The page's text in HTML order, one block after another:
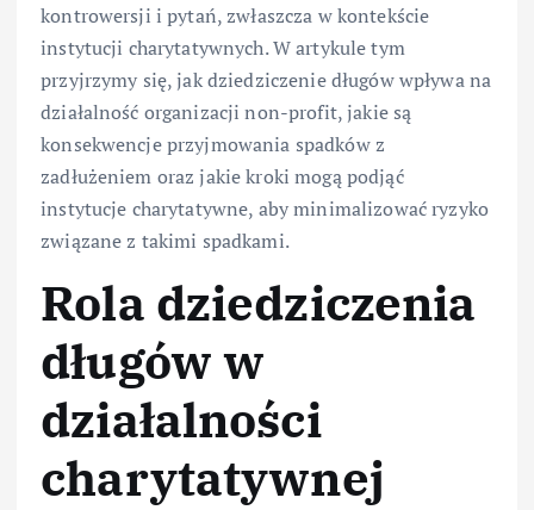
kontrowersji i pytań, zwłaszcza w kontekście
instytucji charytatywnych. W artykule tym
przyjrzymy się, jak dziedziczenie długów wpływa na
działalność organizacji non-profit, jakie są
konsekwencje przyjmowania spadków z
zadłużeniem oraz jakie kroki mogą podjąć
instytucje charytatywne, aby minimalizować ryzyko
związane z takimi spadkami.
Rola dziedziczenia
długów w
działalności
charytatywnej